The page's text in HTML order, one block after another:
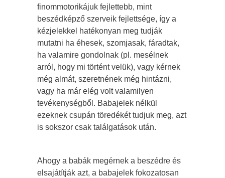
finommotorikájuk fejlettebb, mint
beszédképző szerveik fejlettsége, így a
kézjelekkel hatékonyan meg tudják
mutatni ha éhesek, szomjasak, fáradtak,
ha valamire gondolnak (pl. mesélnek
arról, hogy mi történt velük), vagy kérnek
még almát, szeretnének még hintázni,
vagy ha már elég volt valamilyen
tevékenységből. Babajelek nélkül
ezeknek csupán töredékét tudjuk meg, azt
is sokszor csak találgatások után.
Ahogy a babák megérnek a beszédre és
elsajátítják azt, a babajelek fokozatosan